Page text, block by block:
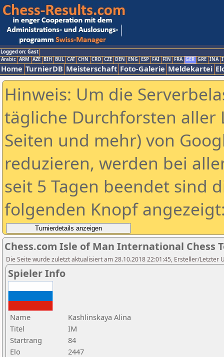
Logged on: Gast
Arabic ARM AZE BIH BUL CAT CHN CRO CZE DEN ENG ESP FAI FIN FRA GER GRE INA
Home TurnierDB Meisterschaft Foto-Galerie Meldekartei
Hinweis: Um die
tägliche Durchforsten aller
Seiten und mehr) von
reduzieren, werden bei
seit 5 Tagen beendet sind
folgenden Knopf
Chess.com Isle of Man International Chess
Die Seite wurde zuletzt aktualisiert am 28.10.2018 22:01:45, Ersteller/Letzter
Spieler Info
Name
Kashlinskaya Alina
Titel
IM
Startrang
84
Elo
2447